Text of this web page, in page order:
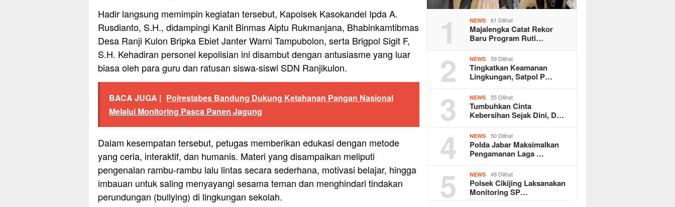
Hadir langsung memimpin kegiatan tersebut, Kapolsek Kasokandel Ipda A.
Rusdianto, S.H., didampingi Kanit Binmas Aiptu Rukmanjana, Bhabinkamtibmas
Desa Ranji Kulon Bripka Ebiet Janter Warni Tampubolon, serta Brigpol Sigit F,
S.H. Kehadiran personel kepolisian ini disambut dengan antusiasme yang luar
biasa oleh para guru dan ratusan siswa-siswi SDN Ranjikulon.
BACA JUGA | Polrestabes Bandung Dukung Ketahanan Pangan Nasional
Melalui Monitoring Pasca Panen Jagung
Dalam kesempatan tersebut, petugas memberikan edukasi dengan metode
yang ceria, interaktif, dan humanis. Materi yang disampaikan meliputi
pengenalan rambu-rambu lalu lintas secara sederhana, motivasi belajar, hingga
imbauan untuk saling menyayangi sesama teman dan menghindari tindakan
perundungan (bullying) di lingkungan sekolah.
1 NEWS 61 Dilihat
Majalengka Catat Rekor
Baru Program Ruti…
2 NEWS 59 Dilihat
Tingkatkan Keamanan
Lingkungan, Satpol P…
3 NEWS 55 Dilihat
Tumbuhkan Cinta
Kebersihan Sejak Dini, D…
4 NEWS 50 Dilihat
Polda Jabar Maksimalkan
Pengamanan Laga …
5 NEWS 49 Dilihat
Polsek Cikijing Laksanakan
Monitoring SP…